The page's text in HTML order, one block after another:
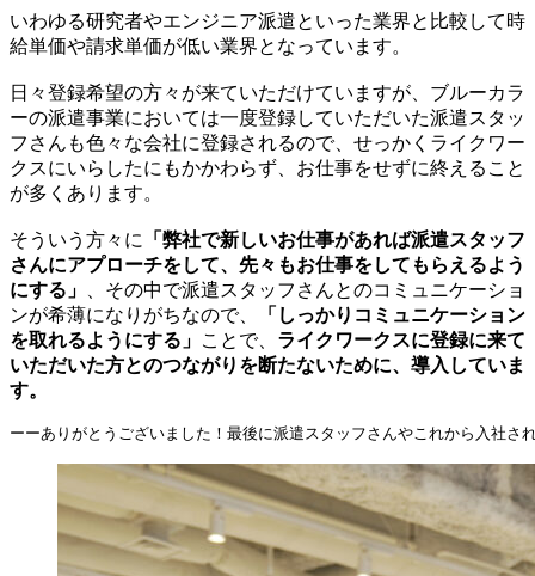
いわゆる研究者やエンジニア派遣といった業界と比較して時
給単価や請求単価が低い業界となっています。
日々登録希望の方々が来ていただけていますが、ブルーカラ
ーの派遣事業においては一度登録していただいた派遣スタッ
フさんも色々な会社に登録されるので、せっかくライクワー
クスにいらしたにもかかわらず、お仕事をせずに終えること
が多くあります。
そういう方々に 「弊社で新しいお仕事があれば派遣スタッフ
さんにアプローチをして、先々もお仕事をしてもらえるよう
にする」 、その中で派遣スタッフさんとのコミュニケーショ
ンが希薄になりがちなので、
「しっかりコミュニケーション
を取れるようにする」 ことで、 ライクワークスに登録に来て
いただいた方とのつながりを断たないために、導入していま
す。
ーーありがとうございました！最後に派遣スタッフさんやこれから入社さ